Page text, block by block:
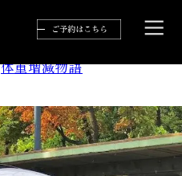
体重増減物語